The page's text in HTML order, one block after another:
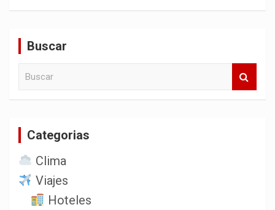
Buscar
Categorias
Clima
Viajes
Hoteles